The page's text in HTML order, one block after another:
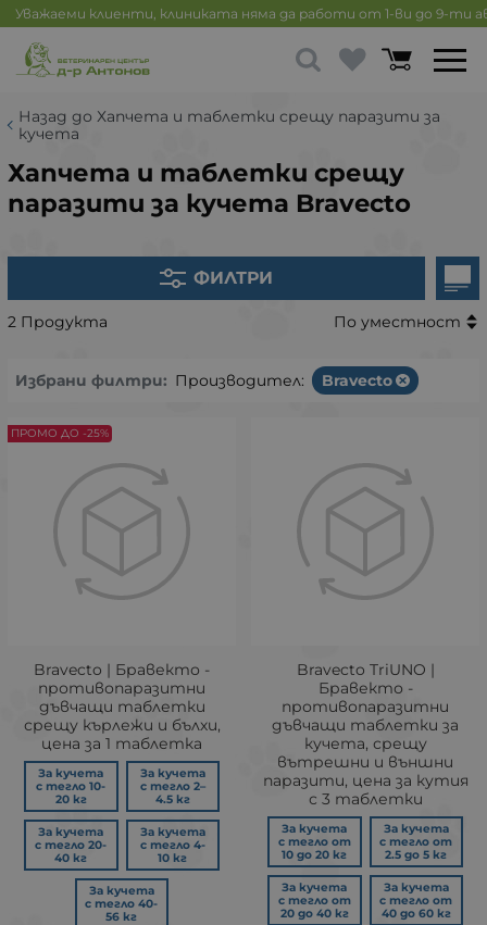
Уважаеми клиенти, клиниката няма да работи от 1-ви до 9-ти
Назад до Хапчета и таблетки срещу паразити за
кучета
Хапчета и таблетки срещу
паразити за кучета Bravecto
ФИЛТРИ
2 Продукта По уместност
Избрани филтри: Производител: Bravecto
Bravecto | Бравекто -
противопаразитни
дъвчащи таблетки
срещу кърлежи и бълхи,
цена за 1 таблетка
За кучета
с тегло 10-
20 кг
За кучета
с тегло 2–
4.5 кг
За кучета
с тегло 20-
40 кг
За кучета
с тегло 4-
10 кг
За кучета
с тегло 40-
56 кг
ПРОМО ДО -25%
Bravecto TriUNO |
Бравекто -
противопаразитни
дъвчащи таблетки за
кучета, срещу
вътрешни и външни
паразити, цена за кутия
с 3 таблетки
За кучета
с тегло от
10 до 20 кг
За кучета
с тегло от
2.5 до 5 кг
За кучета
с тегло от
20 до 40 кг
За кучета
с тегло от
40 до 60 кг